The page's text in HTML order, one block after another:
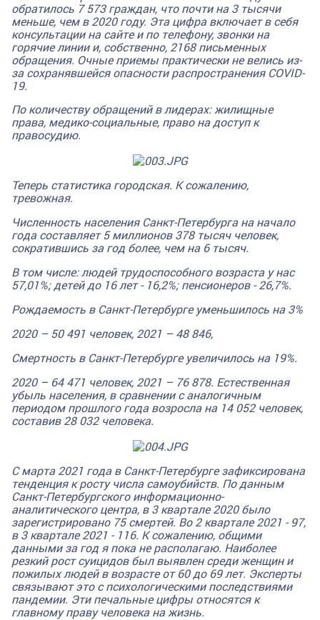
обратилось 7 573 граждан, что почти на 3 тысячи
меньше, чем в 2020 году. Эта цифра включает в себя
консультации на сайте и по телефону, звонки на
горячие линии и, собственно, 2168 письменных
обращения. Очные приемы практически не велись из-
за сохранявшейся опасности распространения COVID-
19.
По количеству обращений в лидерах: жилищные
права, медико-социальные, право на доступ к
правосудию.
Теперь статистика городская. К сожалению,
тревожная.
Численность населения Санкт-Петербурга на начало
года составляет 5 миллионов 378 тысяч человек,
сократившись за год более, чем на 6 тысяч.
В том числе: людей трудоспособного возраста у нас
57,01%; детей до 16 лет - 16,2%; пенсионеров - 26,7%.
Рождаемость в Санкт-Петербурге уменьшилось на 3%
2020 – 50 491 человек, 2021 – 48 846,
Смертность в Санкт-Петербурге увеличилось на 19%.
2020 – 64 471 человек, 2021 – 76 878. Естественная
убыль населения, в сравнении с аналогичным
периодом прошлого года возросла на 14 052 человек,
составив 28 032 человека.
С марта 2021 года в Санкт-Петербурге зафиксирована
тенденция к росту числа самоубийств. По данным
Санкт-Петербургского информационно-
аналитического центра, в 3 квартале 2020 было
зарегистрировано 75 смертей. Во 2 квартале 2021 - 97,
в 3 квартале 2021 - 116. К сожалению, общими
данными за год я пока не располагаю. Наиболее
резкий рост суицидов был выявлен среди женщин и
пожилых людей в возрасте от 60 до 69 лет. Эксперты
связывают это с психологическими последствиями
пандемии. Эти печальные цифры относятся к
главному праву человека на жизнь.